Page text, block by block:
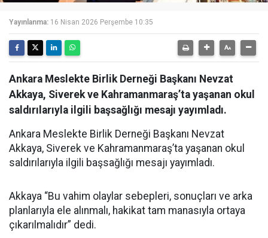
Yayınlanma: 16 Nisan 2026 Perşembe 10:35
Ankara Meslekte Birlik Derneği Başkanı Nevzat
Akkaya, Siverek ve Kahramanmaraş’ta yaşanan okul
saldırılarıyla ilgili başsağlığı mesajı yayımladı.
Ankara Meslekte Birlik Derneği Başkanı Nevzat
Akkaya, Siverek ve Kahramanmaraş’ta yaşanan okul
saldırılarıyla ilgili başsağlığı mesajı yayımladı.
Akkaya “Bu vahim olaylar sebepleri, sonuçları ve arka
planlarıyla ele alınmalı, hakikat tam manasıyla ortaya
çıkarılmalıdır” dedi.